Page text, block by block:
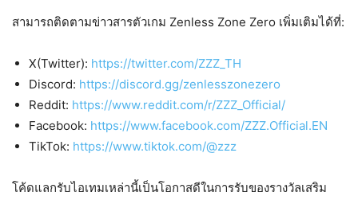
สามารถติดตามข่าวสารตัวเกม Zenless Zone Zero เพิ่มเติมได้ที่:
X(Twitter): https://twitter.com/ZZZ_TH
Discord: https://discord.gg/zenlesszonezero
Reddit: https://www.reddit.com/r/ZZZ_Official/
Facebook: https://www.facebook.com/ZZZ.Official.EN
TikTok: https://www.tiktok.com/@zzz
โค้ดแลกรับไอเทมเหล่านี้เป็นโอกาสดีในการรับของรางวัลเสริม